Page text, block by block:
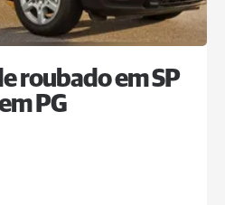
roubado em SP
PG